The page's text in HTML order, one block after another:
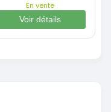
En vente
Voir détails